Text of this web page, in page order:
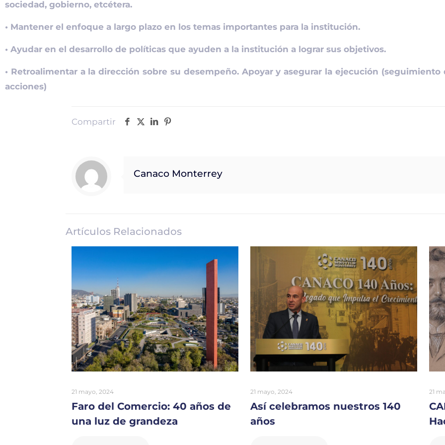
sociedad, gobierno, etcétera.
• Mantener el enfoque a largo plazo en los temas importantes para la institución.
• Ayudar en el desarrollo de políticas que ayuden a la institución a lograr sus objetivos.
• Retroalimentar a la dirección sobre su desempeño. Apoyar y asegurar la ejecución
acciones)
Compartir
Canaco Monterrey
Artículos Relacionados
21 mayo, 2024
Faro del Comercio: 40 años de
una luz de grandeza
21 mayo, 2024
Así celebramos nuestros 140
años
21